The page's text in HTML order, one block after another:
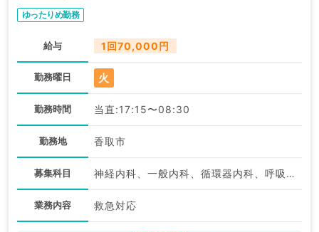
ゆったりめ勤務
給与 1回70,000円
勤務曜日 火
勤務時間 当直:17:15〜08:30
勤務地 香取市
募集科目 神経内科、一般内科、循環器内科、呼吸器内科、消化器内科、内分泌・代謝内科、腎臓内科、老年内科、血液内科、膠原病科
業務内容 救急対応